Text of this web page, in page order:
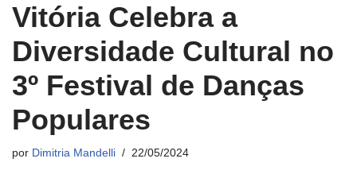
Vitória Celebra a
Diversidade Cultural no
3º Festival de Danças
Populares
por Dimitria Mandelli 22/05/2024